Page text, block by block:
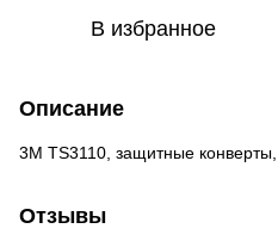
В избранное
Описание
3M TS3110, защитные
Отзывы